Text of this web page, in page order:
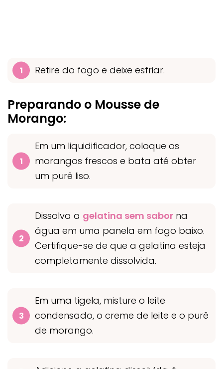
Retire do fogo e deixe esfriar.
Preparando o Mousse de
Morango:
Em um liquidificador, coloque os
morangos frescos e bata até obter
um purê liso.
Dissolva a gelatina sem sabor na
água em uma panela em fogo baixo.
Certifique-se de que a gelatina esteja
completamente dissolvida.
Em uma tigela, misture o leite
condensado, o creme de leite e o purê
de morango.